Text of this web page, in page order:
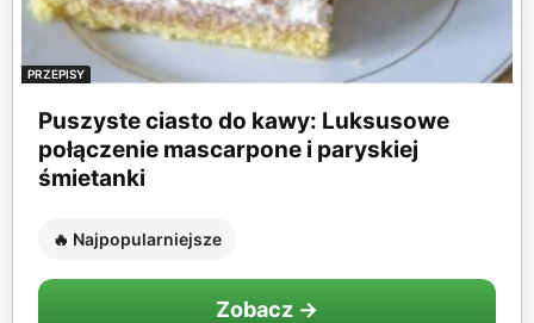
PRZEPISY
Puszyste ciasto do kawy: Luksusowe
połączenie mascarpone i paryskiej
śmietanki
🔥 Najpopularniejsze
Zobacz →